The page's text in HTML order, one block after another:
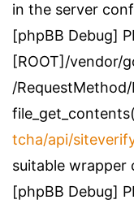
in the server
[phpBB Debug]
[ROOT]/vendor/
/
file_get_contents(
tcha/api/
suitable wrapper
[phpBB Debug]